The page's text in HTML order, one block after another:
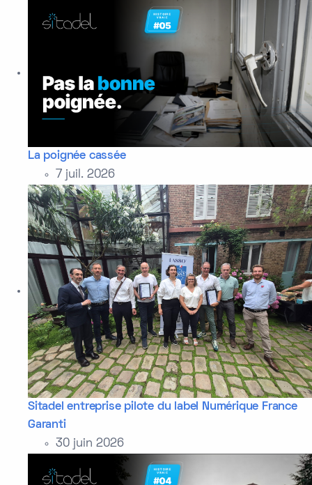
La poignée cassée
7 juil. 2026
Sitadel entreprise pilote du label Numérique France
Garanti
30 juin 2026